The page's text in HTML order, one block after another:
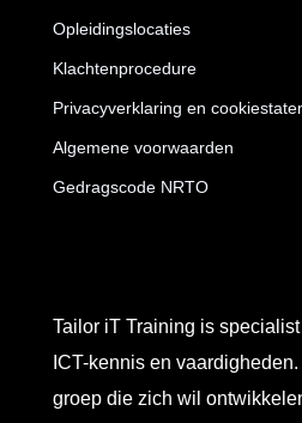
Tailor iT Training is
ICT-kennis en
groep die zich wil
Opleidingslocaties
Klachtenprocedure
Privacyverklaring en
Algemene voorwaarden
Gedragscode NRTO